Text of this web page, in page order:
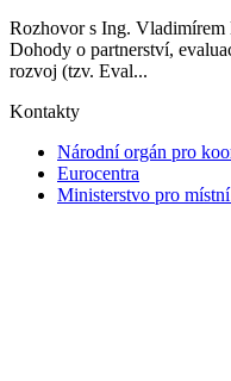
Rozhovor s Ing.
Dohody o partnerství,
rozvoj (tzv. Eval...
Kontakty
Národní orgán pro
Eurocentra
Ministerstvo pro